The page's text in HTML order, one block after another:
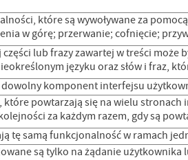
które są wywoływane za
w górę; przerwanie; cofnięcie;
lub frazy zawartej w treści może
języku oraz słów i fraz,
dowolny komponent interfejsu
które powtarzają się na wielu
za każdym razem, gdy są
tę samą funkcjonalność w ramach
są tylko na żądanie użytkownika